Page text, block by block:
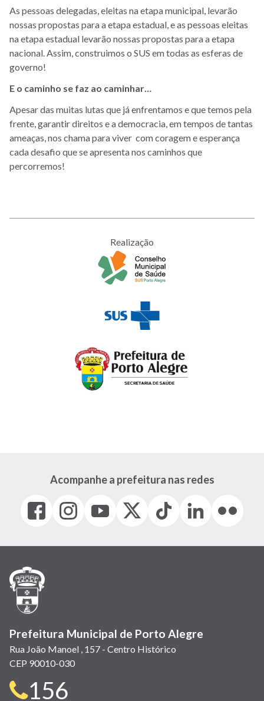
As pessoas delegadas, eleitas na etapa municipal, levarão
nossas propostas para a etapa estadual, e as pessoas eleitas
na etapa estadual levarão nossas propostas para a etapa
nacional. Assim, construimos o SUS em todas as esferas de
governo!
E o caminho se faz ao caminhar…
Apesar das muitas lutas que já enfrentamos e que temos pela
frente, garantir direitos e a democracia, em tempos de tantas
ameaças, nos chama para viver com coragem e esperança
cada desafio que se apresenta nos caminhos que
percorremos!
Realização
Acompanhe a prefeitura nas redes
Facebook
(link
em
janela)
Instagram
(link
em
(link
em
(Antigo
(link
Tiktok
(link
em
LinkedIn
(link
em
(link
em
Prefeitura Municipal de Porto Alegre
Rua João Manoel , 157 - Centro Histórico
CEP 90010-030
Telefone
156